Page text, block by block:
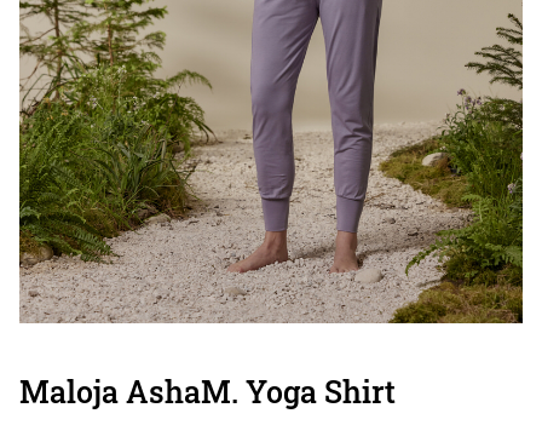
Maloja AshaM. Yoga Shirt